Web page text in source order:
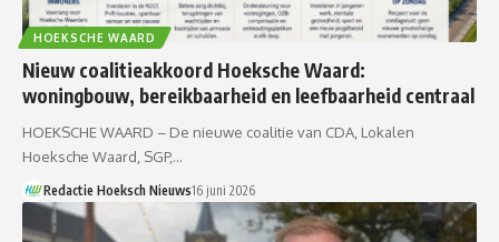
HOEKSCHE WAARD
Nieuw coalitieakkoord Hoeksche Waard:
woningbouw, bereikbaarheid en leefbaarheid centraal
HOEKSCHE WAARD – De nieuwe coalitie van CDA, Lokalen
Hoeksche Waard, SGP,…
Redactie Hoeksch Nieuws16 juni 2026